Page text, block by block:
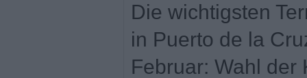
Die wichtigsten
in Puerto de la
Februar: Wahl der